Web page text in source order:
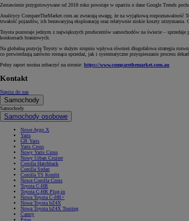
Yaris Cross
HYBRID
Zestawienie przygotowywane od 2018 roku powstaje w oparciu o dane Google Trends
Analitycy CompareTheMarket.com.au zwracają uwagę, że na wyjątkową
trwałość pojazdów, ich bezawaryjną eksploatację oraz relatywnie niskie koszty
Toyota pozostaje jednym z największych producentów samochodów na świecie –
konkursach branżowych.
Na globalną pozycję Toyoty w dużym stopniu wpływa również długofalowa strategia
co potwierdzają zarówno rosnąca sprzedaż, jak i systematyczne przyspieszanie procesu
Pełny raport można zobaczyć na stronie: https://www.comparethemarket.com.au
Kontakt
Napisz do nas
Samochody
Samochody
Samochody osobowe
Nowe Aygo X
Yaris
GR Yaris
Yaris Cross
Nowy Yaris Cross
Nowy Urban Cruiser
Corolla Hatchback
Corolla Sedan
Corolla TS Kombi
Nowa Corolla Cross
Toyota C-HR
Toyota C-HR Plug-in
Nowa Toyota C-HR+
Nowa Toyota bZ4X
Nowa Toyota bZ4X Touring
Camry
Prius